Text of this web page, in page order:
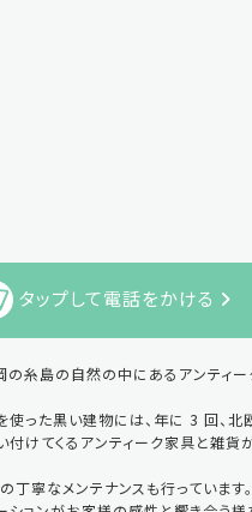
タップして電話をかける
の糸島の自然の中にあるアンティ
使った黒い建物には、年に 3 回、北
付けてくるアンティーク家具と雑貨
寧なメンテナンスも行っています。